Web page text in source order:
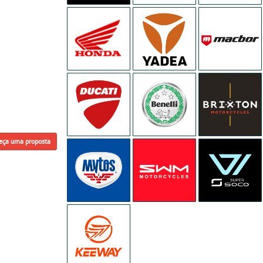
uma proposta